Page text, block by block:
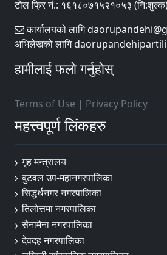
टोल फ्रि नं.: १६१८०७१५२१०५३
कार्यालयको लागि
अभिलेखको लागि
हामीलाई फलो गर्नुहोस्
Terms of Use | Privacy Policy
महत्त्वपूर्ण लिंकहरु
गृह मन्त्रालय
बुटवल उप-महानगरपालिका
सिद्धर्थनगर नगरपालिका
तिलोत्तमा नगरपालिका
सैनामैना नगरपालिका
देवदह नगरपालिका